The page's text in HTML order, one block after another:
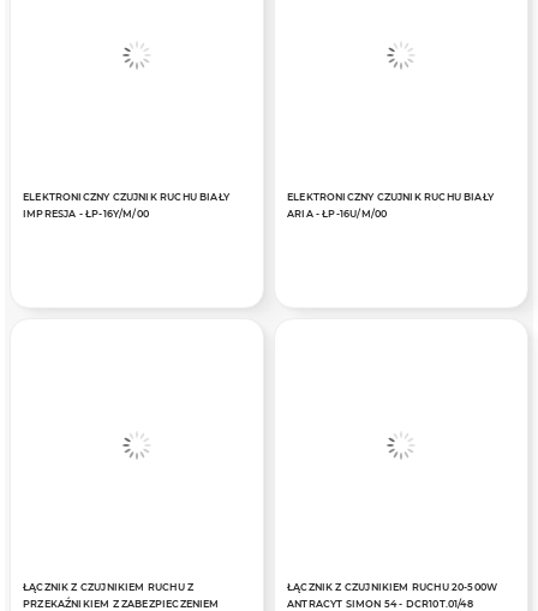
ELEKTRONICZNY CZUJNIK RUCHU BIAŁY
IMPRESJA - ŁP-16Y/M/00
ELEKTRONICZNY CZUJNIK RUCHU BIAŁY
ARIA - ŁP-16U/M/00
ŁĄCZNIK Z CZUJNIKIEM RUCHU Z
PRZEKAŹNIKIEM Z ZABEZPIECZENIEM
ŁĄCZNIK Z CZUJNIKIEM RUCHU 20-500W
ANTRACYT SIMON 54 - DCR10T.01/48